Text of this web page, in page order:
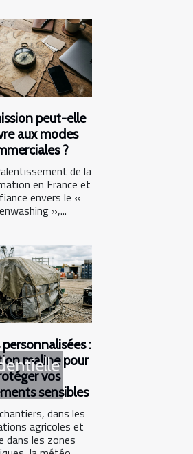
peut-elle
aux modes
?
de la
en France et
envers le «
»,...
personnalisées :
maline pour
vos
sensibles
dans les
agricoles et
dans les zones